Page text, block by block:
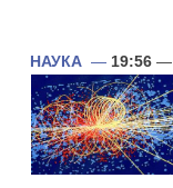
НАУКА — 19:56 —